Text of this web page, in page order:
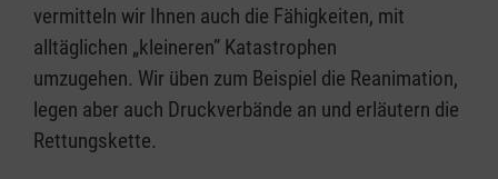
vermitteln wir Ihnen auch die Fähigkeiten, mit
alltäglichen „kleineren” Katastrophen
umzugehen. Wir üben zum Beispiel die Reanimation,
legen aber auch Druckverbände an und erläutern die
Rettungskette.